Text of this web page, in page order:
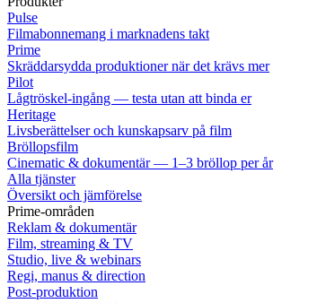
Pulse
Filmabonnemang i marknadens takt
Prime
Skräddarsydda produktioner när det krävs mer
Pilot
Lågtröskel-ingång — testa utan att binda er
Heritage
Livsberättelser och kunskapsarv på film
Bröllopsfilm
Cinematic & dokumentär — 1–3 bröllop per år
Alla tjänster
Översikt och jämförelse
Prime-områden
Reklam & dokumentär
Film, streaming & TV
Studio, live & webinars
Regi, manus & direction
Post-produktion